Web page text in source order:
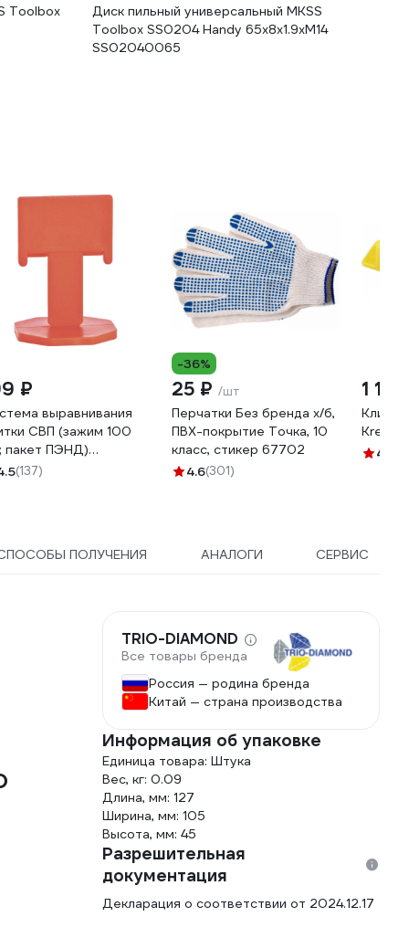
Toolbox
Диск пильный универсальный MKSS
Toolbox SS0204 Handy 65x8x1.9хM14
SS02040065
₽
выравнивания
СВП (зажим 100
пакет ПЭНД)
88055
(137)
-36%
25 ₽ /шт
Перчатки Без бренда х/б,
ПВХ-покрытие Точка, 10
класс, стикер 67702
4.6(301)
1
Клин
4.8
ПОЛУЧЕНИЯ АНАЛОГИ СЕРВИС
TRIO-DIAMOND
Все товары бренда
Россия — родина бренда
Китай — страна производства
Информация об упаковке
Единица товара: Штука
Вес, кг: 0.09
Длина, мм: 127
Ширина, мм: 105
Высота, мм: 45
Разрешительная
документация
Декларация о соответствии от 2024.12.17